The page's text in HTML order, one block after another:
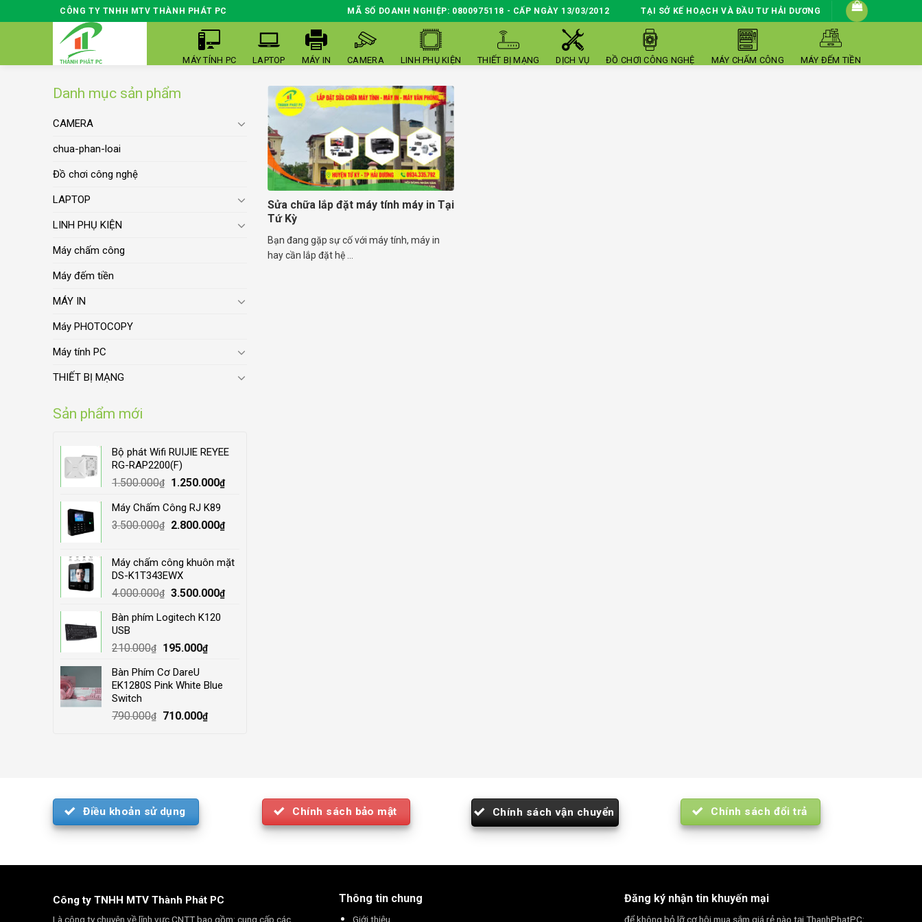
to
CÔNG TY TNHH MTV THÀNH PHÁT PC MÃ SỐ DOANH NGHIỆP: 0800975118 - CẤP NGÀY 13/03/2012 TẠI SỞ KẾ HOẠCH VÀ ĐẦU TƯ HẢI DƯƠNG
MÁY TÍNH PC LAPTOP MÁY IN CAMERA LINH PHỤ KIỆN THIẾT BỊ MẠNG DỊCH VỤ ĐỒ CHƠI CÔNG NGHỆ MÁY CHẤM CÔNG MÁY ĐẾM TIỀN
Danh mục sản phẩm
CAMERA
chua-phan-loai
Đồ chơi công nghệ
LAPTOP
LINH PHỤ KIỆN
Máy chấm công
Máy đếm tiền
MÁY IN
Máy PHOTOCOPY
Máy tính PC
THIẾT BỊ MẠNG
Sản phẩm mới
Bộ phát Wifi RUIJIE REYEE
RG-RAP2200(F)
1.500.000₫
Original
was:
1.500.000₫.
1.250.000₫Current
1.250.000₫.
Máy Chấm Công RJ K89
3.500.000₫
Original
3.500.000₫.
2.800.000₫Current
2.800.000₫.
Máy chấm công khuôn mặt
DS-K1T343EWX
4.000.000₫ Original
was:
3.500.000₫Current
Bàn phím Logitech K120
USB
210.000₫
Original
was:
210.000₫.
195.000₫Current
195.000₫.
Bàn Phím Cơ DareU
EK1280S Pink White Blue
Switch
790.000₫
Original
710.000₫Current
Sửa chữa lắp đặt máy tính máy in Tại
Tứ Kỳ
Bạn đang gặp sự cố với máy tính, máy in
hay cần lắp đặt hệ ...
Điều khoản sử dụng Chính sách bảo mật Chính sách vận chuyển Chính sách đổi trả
Công ty TNHH MTV Thành Phát PC
Là công ty chuyên về lĩnh vực CNTT bao gồm: cung cấp các
Thông tin chung
Giới thiệu
Đăng ký nhận tin khuyến mại
để không bỏ lỡ cơ hội mua sắm giá rẻ nào tại ThanhPhatPC: